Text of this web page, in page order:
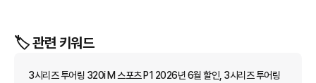
🏷️ 관련 키워드
3시리즈 투어링 320i M 스포츠 P1 2026년 6월 할인, 3시리즈 투어링